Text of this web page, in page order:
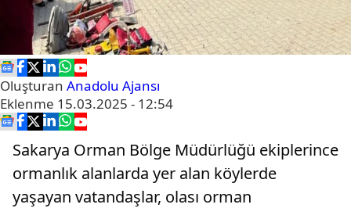
Oluşturan Anadolu Ajansı
Eklenme 15.03.2025 - 12:54
Sakarya Orman Bölge Müdürlüğü ekiplerince
ormanlık alanlarda yer alan köylerde
yaşayan vatandaşlar, olası orman